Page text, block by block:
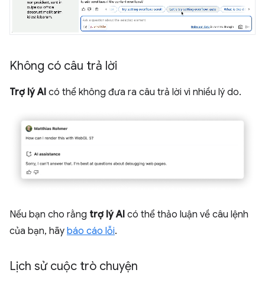
Không có câu trả lời
Trợ lý AI có thể không đưa ra câu trả lời vì nhiều lý do.
Nếu bạn cho rằng trợ lý AI có thể thảo luận về câu lệnh
của bạn, hãy báo cáo lỗi.
Lịch sử cuộc trò chuyện